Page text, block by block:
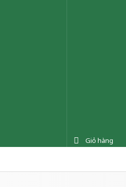
Giỏ hàng